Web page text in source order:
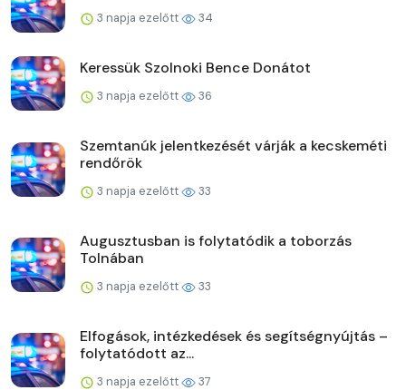
3 napja ezelőtt 34
Keressük Szolnoki Bence Donátot
3 napja ezelőtt 36
Szemtanúk jelentkezését várják a kecskeméti
rendőrök
3 napja ezelőtt 33
Augusztusban is folytatódik a toborzás
Tolnában
3 napja ezelőtt 33
Elfogások, intézkedések és segítségnyújtás –
folytatódott az...
3 napja ezelőtt 37